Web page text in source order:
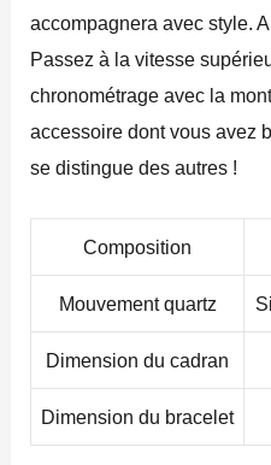
accompagnera avec style.
Passez à la vitesse
chronométrage avec la
accessoire dont vous avez
se distingue des autres !
Composition
Mouvement quartz
Dimension du cadran
Dimension du bracelet